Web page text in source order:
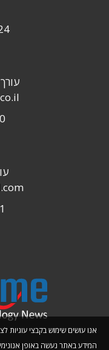
אנו עושים שימוש בקבצי עוגיות
המידע באתר נעשה באופן